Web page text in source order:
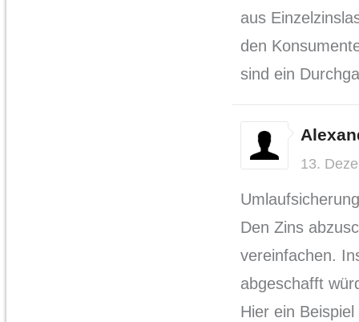
aus
den
sind ein
13.
Den Zins
vereinfachen.
abgeschafft
Hier ein